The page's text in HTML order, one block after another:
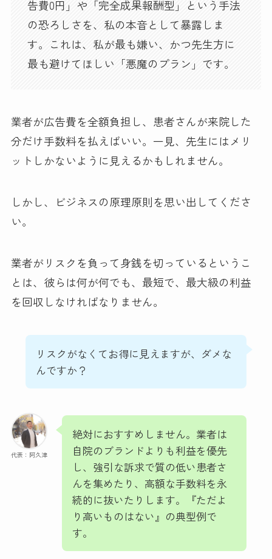
告費0円」や「完全成果報酬型」という手法
の恐ろしさを、私の本音として暴露しま
す。これは、私が最も嫌い、かつ先生方に
最も避けてほしい「悪魔のプラン」です。
業者が広告費を全額負担し、患者さんが来院した
分だけ手数料を払えばいい。一見、先生にはメリ
ットしかないように見えるかもしれません。
しかし、ビジネスの原理原則を思い出してくださ
い。
業者がリスクを負って身銭を切っているというこ
とは、彼らは何が何でも、最短で、最大級の利益
を回収しなければなりません。
リスクがなくてお得に見えますが、ダメな
んですか？
代表：阿久津
絶対におすすめしません。業者は
自院のブランドよりも利益を優先
し、強引な訴求で質の低い患者さ
んを集めたり、高額な手数料を永
続的に抜いたりします。『ただよ
り高いものはない』の典型例で
す。